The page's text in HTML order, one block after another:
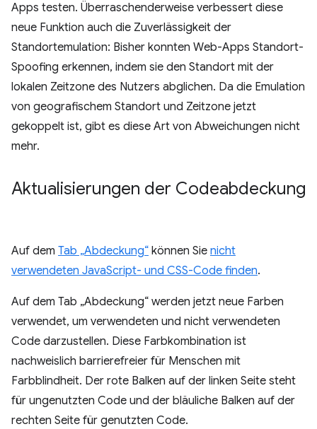
Apps testen. Überraschenderweise verbessert diese
neue Funktion auch die Zuverlässigkeit der
Standortemulation: Bisher konnten Web-Apps Standort-
Spoofing erkennen, indem sie den Standort mit der
lokalen Zeitzone des Nutzers abglichen. Da die Emulation
von geografischem Standort und Zeitzone jetzt
gekoppelt ist, gibt es diese Art von Abweichungen nicht
mehr.
Aktualisierungen der Codeabdeckung
Auf dem Tab „Abdeckung“ können Sie nicht
verwendeten JavaScript- und CSS-Code finden.
Auf dem Tab „Abdeckung“ werden jetzt neue Farben
verwendet, um verwendeten und nicht verwendeten
Code darzustellen. Diese Farbkombination ist
nachweislich barrierefreier für Menschen mit
Farbblindheit. Der rote Balken auf der linken Seite steht
für ungenutzten Code und der bläuliche Balken auf der
rechten Seite für genutzten Code.